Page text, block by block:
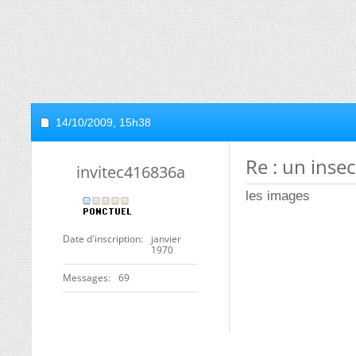
14/10/2009, 15h38
invitec416836a
Date d'inscription
janvier
1970
Messages 69
Re : un
les images